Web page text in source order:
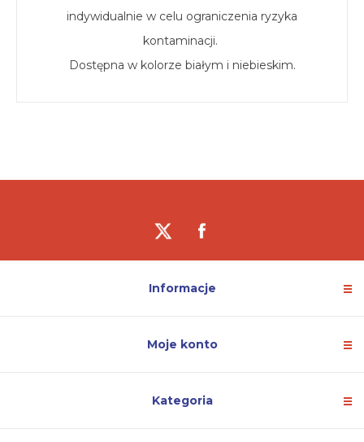
indywidualnie w celu ograniczenia ryzyka
kontaminacji.
Dostępna w kolorze białym i niebieskim.
Informacje
Moje konto
Kategoria